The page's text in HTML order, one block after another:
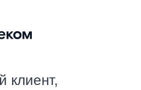
клиент,